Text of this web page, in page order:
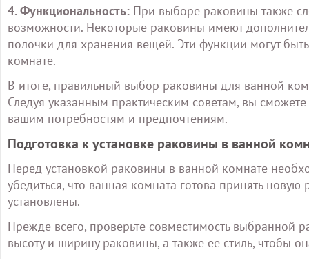
4. Функциональность: При выборе раковины также
возможности. Некоторые раковины имеют
полочки для хранения вещей. Эти функции могут
комнате.
В итоге, правильный выбор раковины для ванной
Следуя указанным практическим советам, вы
вашим потребностям и предпочтениям.
Подготовка к установке раковины в ванной
Перед установкой раковины в ванной комнате
убедиться, что ванная комната готова принять
установлены.
Прежде всего, проверьте совместимость
высоту и ширину раковины, а также ее стиль, чтобы